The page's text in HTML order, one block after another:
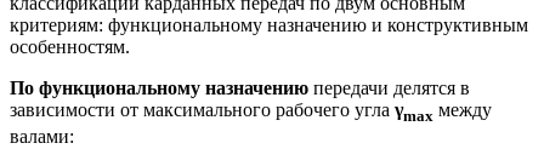
критериям: функциональному назначению и конструктивным
особенностям.
По функциональному назначению передачи делятся в
зависимости от максимального рабочего угла γmax между
валами: